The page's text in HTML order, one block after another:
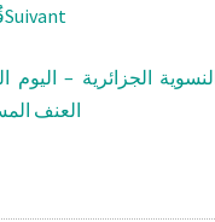
Suivant
الجزائرية – اليوم
العنف